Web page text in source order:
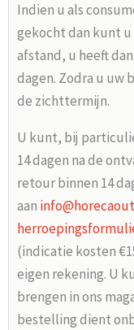
Indien u als
gekocht dan kunt
afstand, u heeft
dagen. Zodra u uw
de zichttermijn.
U kunt, bij
14 dagen na de
retour binnen 14
aan
(indicatie kosten
eigen rekening. U
brengen in ons
bestelling dient